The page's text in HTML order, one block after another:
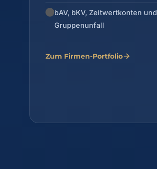
bAV, bKV, Zeitwertkonten und
Gruppenunfall
Zum Firmen-Portfolio